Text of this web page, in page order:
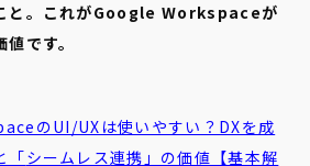
と。これがGoogle Workspaceが
です。
のUI/UXは使いやすい？DXを成
「シームレス連携」の価値【基本解